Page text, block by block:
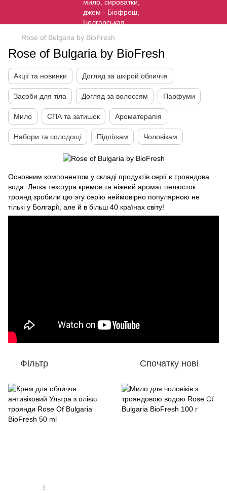
Rose of Bulgaria by BioFresh
Rose of Bulgaria by BioFresh
Акції та новинки Догляд за шкірой обличчя
Засоби для тіла Догляд за волоссям Парфуми
Мило СПА та затишок Ароматерапія
Набори та солодощі Підліткам Чоловікам
Основним компонентом у складі продуктів серії є трояндова
вода. Легка текстура кремов та ніжний аромат пелюсток
троянд зробили цю эту серію неймовірно популярною не
тількі у Болгарії, але й в більш 40 країнах світу!
Фільтр Спочатку нові
3